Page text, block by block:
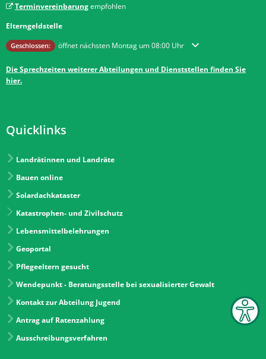
Terminvereinbarungempfohlen
Elterngeldstelle
Klicken, um weitere Öffnungs- oder Schließzeiten auszublenden
Geschlossen: öffnet nächsten Montag um 08:00 Uhr
Die Sprechzeiten weiterer Abteilungen und Dienststellen finden Sie
hier.
Quicklinks
Landrätinnen und Landräte
Bauen online
Solardachkataster
Katastrophen- und Zivilschutz
Lebensmittelbelehrungen
Geoportal
Pflegeeltern gesucht
Wendepunkt - Beratungsstelle bei sexualisierter Gewalt
Kontakt zur Abteilung Jugend
Antrag auf Ratenzahlung
Ausschreibungsverfahren